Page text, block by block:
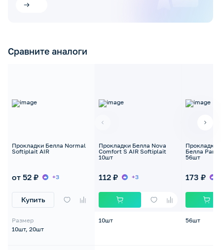
Сравните аналоги
Прокладки Белла Normal
Softiplait AIR
от 52 ₽ +3
Купить
Размер
10шт, 20шт
Прокладки Белла Nova
Comfort S AIR Softiplait
10шт
112 ₽ +3
10шт
Прокладки
Белла
56шт
173 ₽
56шт